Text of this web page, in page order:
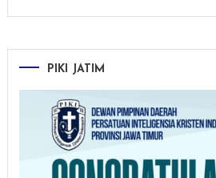
PIKI JATIM